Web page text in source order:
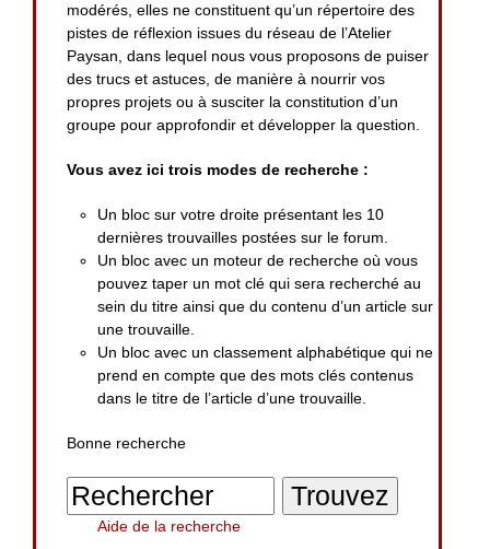
modérés, elles ne constituent qu’un répertoire des
pistes de réflexion issues du réseau de l’Atelier
Paysan, dans lequel nous vous proposons de puiser
des trucs et astuces, de manière à nourrir vos
propres projets ou à susciter la constitution d’un
groupe pour approfondir et développer la question.
Vous avez ici trois modes de recherche :
Un bloc sur votre droite présentant les 10
dernières trouvailles postées sur le forum.
Un bloc avec un moteur de recherche où vous
pouvez taper un mot clé qui sera recherché au
sein du titre ainsi que du contenu d’un article sur
une trouvaille.
Un bloc avec un classement alphabétique qui ne
prend en compte que des mots clés contenus
dans le titre de l’article d’une trouvaille.
Bonne recherche
Aide de la recherche